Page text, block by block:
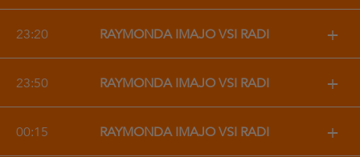
23:20 RAYMONDA IMAJO VSI RADI +
23:50 RAYMONDA IMAJO VSI RADI +
00:15 RAYMONDA IMAJO VSI RADI +